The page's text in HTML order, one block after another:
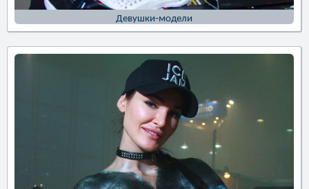
Девушки-модели